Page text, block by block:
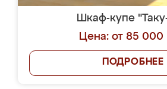
Шкаф-купе
Цена: от 85 000
ПОДРОБНЕЕ